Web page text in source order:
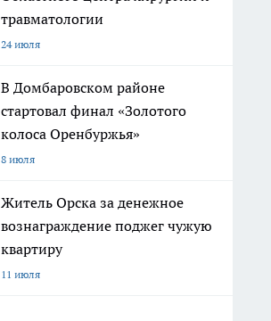
травматологии
24 июля
В Домбаровском районе
стартовал финал «Золотого
колоса Оренбуржья»
8 июля
Житель Орска за денежное
вознаграждение поджег чужую
квартиру
11 июля